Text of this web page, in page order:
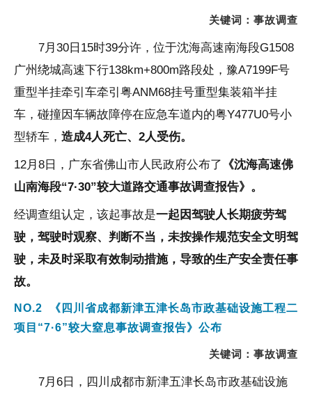
关键词： 事故调查
7月30日15时39分许，位于沈海高速南海段G1508
广州绕城高速下行138km+800m路段处，豫A7199F号
重型半挂牵引车牵引粤ANM68挂号重型集装箱半挂
车，碰撞因车辆故障停在应急车道内的粤Y477U0号小
型轿车， 造成4人死亡、2人受伤。
12月8日，广东省佛山市人民政府公布了 《沈海高速佛
山南海段“7·30”较大道路交通事故调查报告》。
经调查组认定，该起事故是一起因驾驶人长期疲劳驾
驶，驾驶时观察、判断不当，未按操作规范安全文明驾
驶，未及时采取有效制动措施，导致的生产安全责任事
故。
NO.2
《四川省成都新津五津长岛市政基础设施工程二
项目“7·6”较大窒息事故调查报告》公布
关键词： 事故调查
7月 6 日， 四川 成都市新津五津长岛市政基础设施